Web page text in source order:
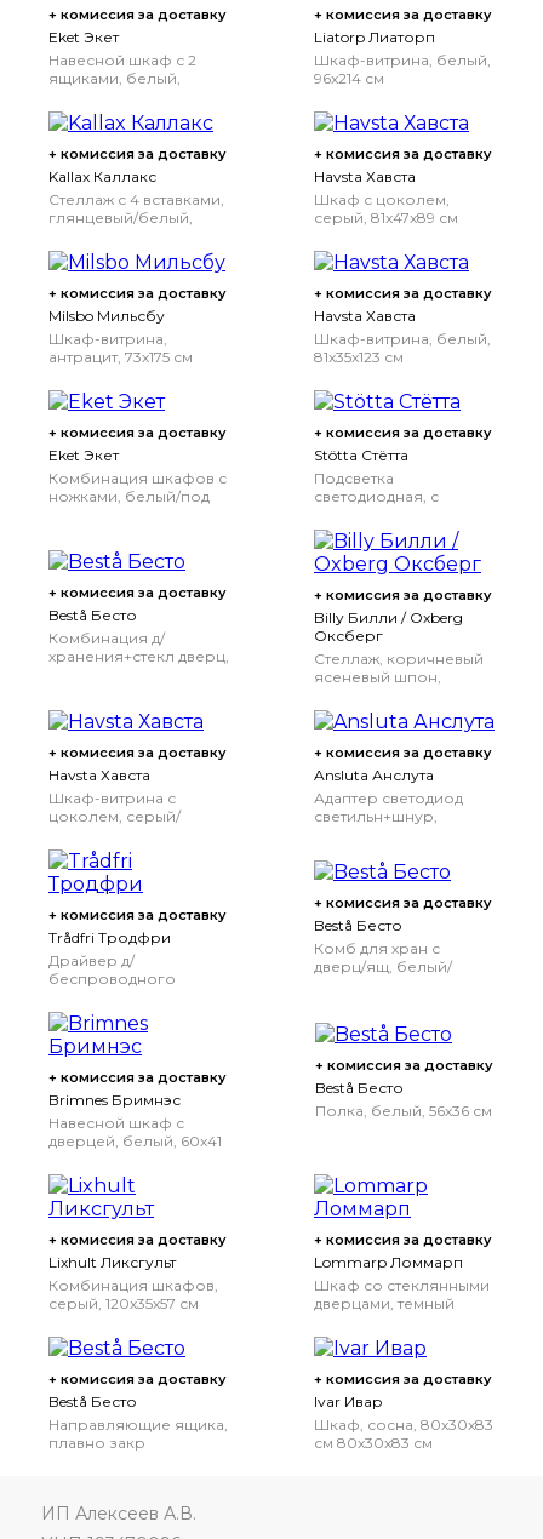
+ комиссия за доставку
Eket Экет
Навесной шкаф с 2
ящиками, белый,
+ комиссия за доставку
Liatorp Лиаторп
Шкаф-витрина, белый,
96x214 см
+ комиссия за доставку
Kallax Каллакс
Стеллаж с 4 вставками,
глянцевый/белый,
+ комиссия за доставку
Havsta Хавста
Шкаф с цоколем,
серый, 81x47x89 см
+ комиссия за доставку
Milsbo Мильсбу
Шкаф-витрина,
антрацит, 73x175 см
+ комиссия за доставку
Havsta Хавста
Шкаф-витрина, белый,
81x35x123 см
+ комиссия за доставку
Eket Экет
Комбинация шкафов с
ножками, белый/под
+ комиссия за доставку
Stötta Стётта
Подсветка
светодиодная, с
белый, 72 см
+ комиссия за доставку
Bestå Бесто
Комбинация д/
хранения+стекл дверц,
прозрачное стекло,
60x42x193 см
+ комиссия за доставку
Billy Билли / Oxberg
Оксберг
Стеллаж, коричневый
ясеневый шпон,
+ комиссия за доставку
Havsta Хавста
Шкаф-витрина с
цоколем, серый/
121x37x134 см
+ комиссия за доставку
Ansluta Анслута
Адаптер светодиод
светильн+шнур,
+ комиссия за доставку
Trådfri Тродфри
Драйвер д/
беспроводного
Вт
+ комиссия за доставку
Bestå Бесто
Комб для хран с
дверц/ящ, белый/
+ комиссия за доставку
Brimnes Бримнэс
Навесной шкаф с
дверцей, белый, 60x41
+ комиссия за доставку
Bestå Бесто
Полка, белый, 56x36 см
+ комиссия за доставку
Lixhult Ликсгульт
Комбинация шкафов,
серый, 120x35x57 см
+ комиссия за доставку
Lommarp Ломмарп
Шкаф со стеклянными
дверцами, темный
см
+ комиссия за доставку
Bestå Бесто
Направляющие ящика,
плавно закр
+ комиссия за доставку
Ivar Ивар
Шкаф, сосна, 80x30x83
см 80x30x83 см
ИП Алексеев А.В.